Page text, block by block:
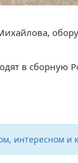
в сборную
интересном и